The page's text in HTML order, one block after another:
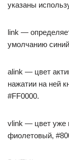
указаны
link —
умолчанию
alink — цвет
нажатии на ней
#FF0000.
vlink — цвет уже
фиолетовый,